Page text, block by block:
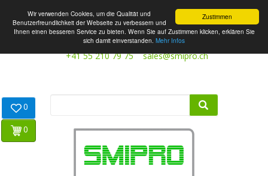
Zustimmen
Wir verwenden Cookies, um die Qualität und
Benutzerfreundlichkeit der Webseite zu verbessern und
Ihnen einen besseren Service zu bieten. Wenn Sie auf Zustimmen klicken, erklären Sie
sich damit einverstanden. Mehr Infos
+41 55 210 79 75 sales@smipro.ch
0
0